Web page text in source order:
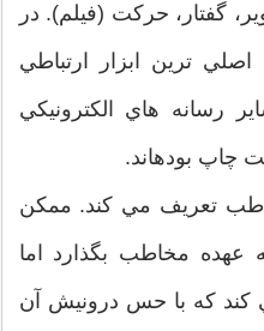
گفتار، حرکت (فيلم). در
ترين ابزار ارتباطي
رسانه هاي الکترونيکي
چاپ بودهاند.
تعريف مي کند. ممکن
عهده مخاطب بگذارد اما
کند که با حس درونيش آن